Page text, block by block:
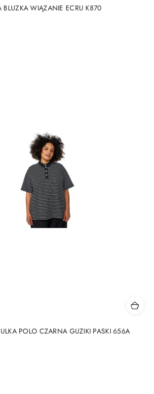
BLUZKA WIĄZANIE ECRU K870
POLO CZARNA GUZIKI PASKI 656A